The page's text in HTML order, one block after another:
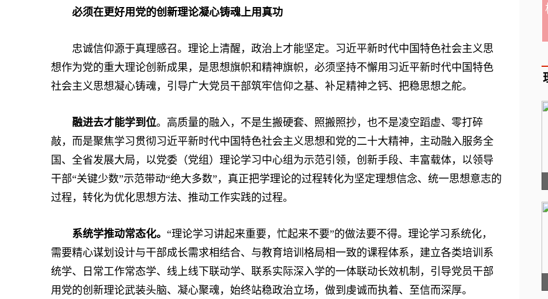
必须在更好用党的创新理论凝心铸魂上用真功
忠诚信仰源于真理感召。理论上清醒，政治上才能坚定。习近平新时代中国特色社会主义思
想作为党的重大理论创新成果，是思想旗帜和精神旗帜，必须坚持不懈用习近平新时代中国特色
社会主义思想凝心铸魂，引导广大党员干部筑牢信仰之基、补足精神之钙、把稳思想之舵。
融进去才能学到位。高质量的融入，不是生搬硬套、照搬照抄，也不是凌空蹈虚、零打碎
敲，而是聚焦学习贯彻习近平新时代中国特色社会主义思想和党的二十大精神，主动融入服务全
国、全省发展大局，以党委（党组）理论学习中心组为示范引领，创新手段、丰富载体，以领导
干部“关键少数”示范带动“绝大多数”，真正把学理论的过程转化为坚定理想信念、统一思想意志的
过程，转化为优化思想方法、推动工作实践的过程。
系统学推动常态化。 “理论学习讲起来重要，忙起来不要”的做法要不得。理论学习系统化，
需要精心谋划设计与干部成长需求相结合、与教育培训格局相一致的课程体系，建立各类培训系
统学、日常工作常态学、线上线下联动学、联系实际深入学的一体联动长效机制，引导党员干部
用党的创新理论武装头脑、凝心聚魂，始终站稳政治立场，做到虔诚而执着、至信而深厚。